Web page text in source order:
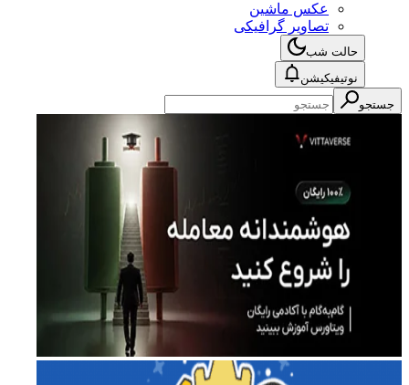
عکس ماشین
تصاویر گرافیکی
حالت شب
نوتیفیکیشن
جستجو